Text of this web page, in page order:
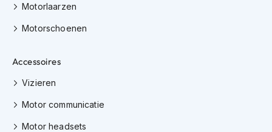
n
e
o
h
e
Motorlaarzen
Motorschoenen
Accessoires
Vizieren
Motor communicatie
Motor headsets